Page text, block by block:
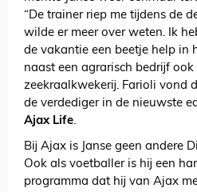
“De trainer riep me tijdens de
wilde er meer over weten. Ik
de vakantie een beetje help in
naast een agrarisch bedrijf ook
zeekraalkwekerij. Farioli vond
de verdediger in de nieuwste
Ajax Life.
Bij Ajax is Janse geen andere
Ook als voetballer is hij een
programma dat hij van Ajax